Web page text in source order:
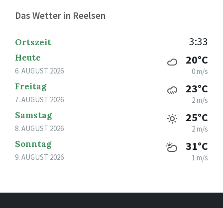
Das Wetter in Reelsen
Ortszeit 3:33
Heute
6. AUGUST 2026
20°C
0 m/s
Freitag
7. AUGUST 2026
23°C
2 m/s
Samstag
8. AUGUST 2026
25°C
2 m/s
Sonntag
9. AUGUST 2026
31°C
1 m/s